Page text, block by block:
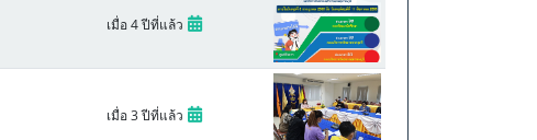
เมื่อ 4 ปีที่แล้ว
เมื่อ 3 ปีที่แล้ว